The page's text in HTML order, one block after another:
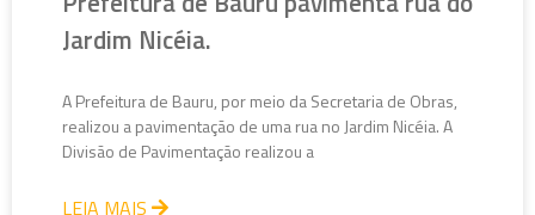
Jardim Nicéia.
A Prefeitura de Bauru, por meio da Secretaria de Obras,
realizou a pavimentação de uma rua no Jardim Nicéia. A
Divisão de Pavimentação realizou a
LEIA MAIS